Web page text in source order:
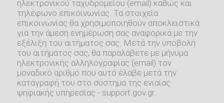
ηλεκτρονικού ταχυδρομείου (email) καθώς και
τηλέφωνο επικοινωνίας. Τα στοιχεία
επικοινωνίας θα χρησιμοποιηθούν αποκλειστικά
για την άμεση ενημέρωση σας αναφορικά με την
εξέλιξη του αιτήματος σας. Μετά την υποβολή
του αιτήματος σας, θα παραλάβετε με μήνυμα
ηλεκτρονικής αλληλογραφίας (email) τον
μοναδικό αριθμό που αυτό έλαβε μετά την
καταγραφή του στο σύστημα της ενιαίας
ψηφιακής υπηρεσίας - support.gov.gr.